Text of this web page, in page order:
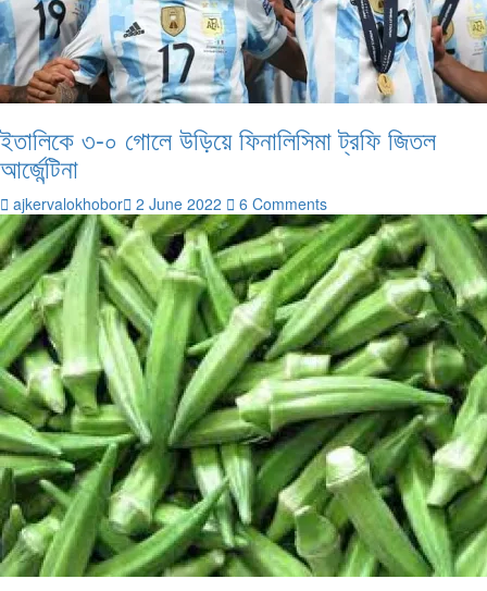
ইতালিকে ৩-০ গোলে উড়িয়ে ফিনালিসিমা ট্রফি জিতল
আর্জেন্টিনা
ajkervalokhobor 2 June 2022 6 Comments